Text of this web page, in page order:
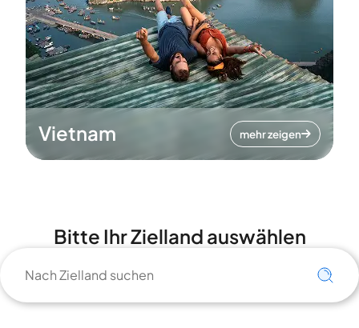
Vietnam mehr zeigen
Bitte Ihr Zielland auswählen